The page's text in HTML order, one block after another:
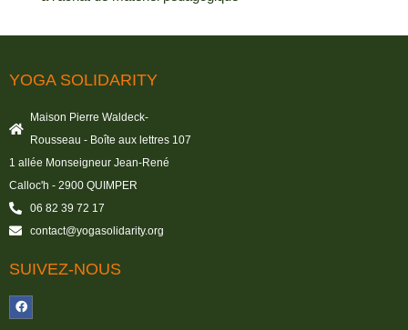
YOGA SOLIDARITY
Maison Pierre Waldeck-
Rousseau - Boîte aux lettres 107
1 allée Monseigneur Jean-René
Calloc'h - 2900 QUIMPER
06 82 39 72 17
contact@yogasolidarity.org
SUIVEZ-NOUS